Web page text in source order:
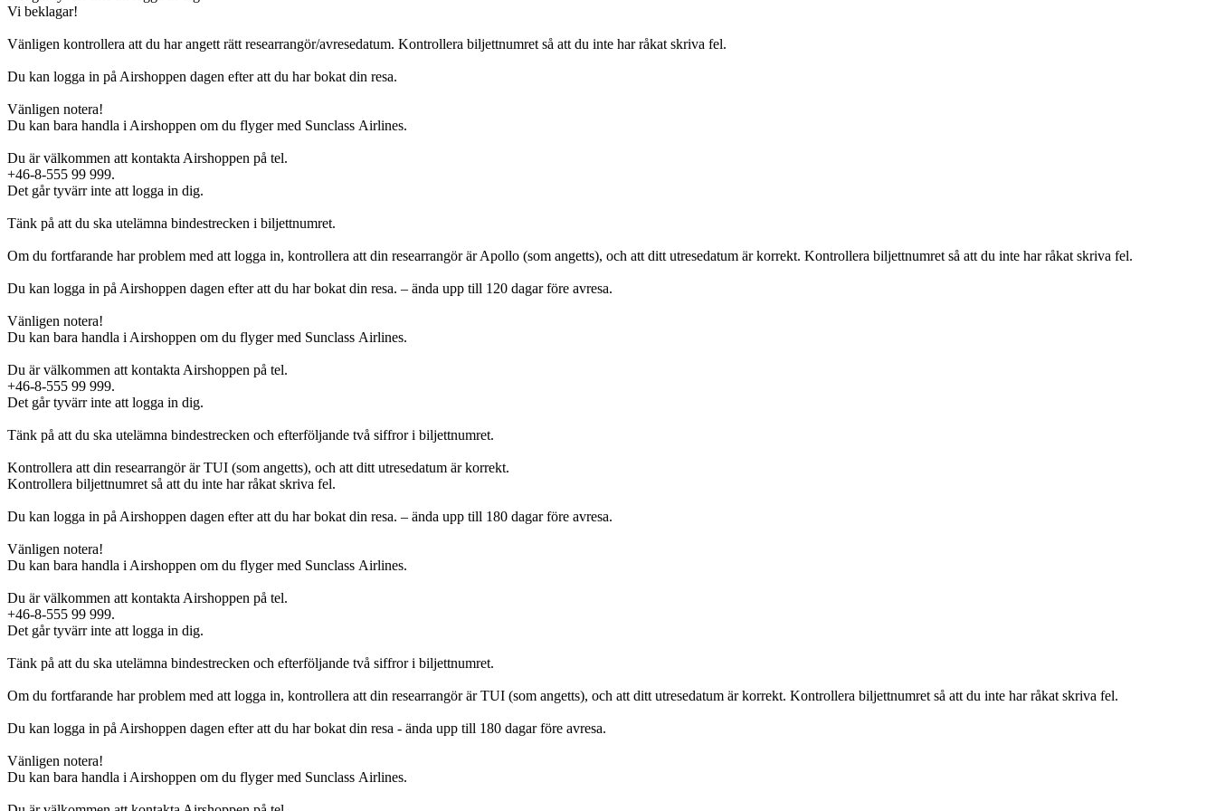
Vi beklagar!
Vänligen kontrollera att du har angett rätt researrangör/avresedatum. Kontrollera biljettnumret så att du inte har råkat skriva fel.
Du kan logga in på Airshoppen dagen efter att du har bokat din resa.
Vänligen notera!
Du kan bara handla i Airshoppen om du flyger med Sunclass Airlines.
Du är välkommen att kontakta Airshoppen på tel.
+46-8-555 99 999.
Det går tyvärr inte att logga in dig.
Tänk på att du ska utelämna bindestrecken i biljettnumret.
Om du fortfarande har problem med att logga in, kontrollera att din researrangör är Apollo (som angetts), och att ditt utresedatum är korrekt. Kontrollera biljettnumret så att du inte har råkat skriva fel.
Du kan logga in på Airshoppen dagen efter att du har bokat din resa. – ända upp till 120 dagar före avresa.
Vänligen notera!
Du kan bara handla i Airshoppen om du flyger med Sunclass Airlines.
Du är välkommen att kontakta Airshoppen på tel.
+46-8-555 99 999.
Det går tyvärr inte att logga in dig.
Tänk på att du ska utelämna bindestrecken och efterföljande två siffror i biljettnumret.
Kontrollera att din researrangör är TUI (som angetts), och att ditt utresedatum är korrekt.
Kontrollera biljettnumret så att du inte har råkat skriva fel.
Du kan logga in på Airshoppen dagen efter att du har bokat din resa. – ända upp till 180 dagar före avresa.
Vänligen notera!
Du kan bara handla i Airshoppen om du flyger med Sunclass Airlines.
Du är välkommen att kontakta Airshoppen på tel.
+46-8-555 99 999.
Det går tyvärr inte att logga in dig.
Tänk på att du ska utelämna bindestrecken och efterföljande två siffror i biljettnumret.
Om du fortfarande har problem med att logga in, kontrollera att din researrangör är TUI (som angetts), och att ditt utresedatum är korrekt. Kontrollera biljettnumret så att du inte har råkat skriva fel.
Du kan logga in på Airshoppen dagen efter att du har bokat din resa - ända upp till 180 dagar före avresa.
Vänligen notera!
Du kan bara handla i Airshoppen om du flyger med Sunclass Airlines.